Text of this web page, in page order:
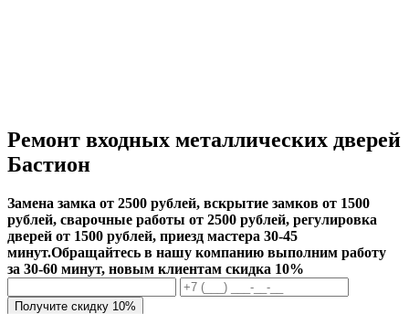
Ремонт входных металлических дверей
Бастион
Замена замка от 2500 рублей, вскрытие замков от 1500
рублей, сварочные работы от 2500 рублей, регулировка
дверей от 1500 рублей, приезд мастера 30-45
минут.Обращайтесь в нашу компанию выполним работу
за 30-60 минут, новым клиентам скидка 10%
Получите скидку 10%